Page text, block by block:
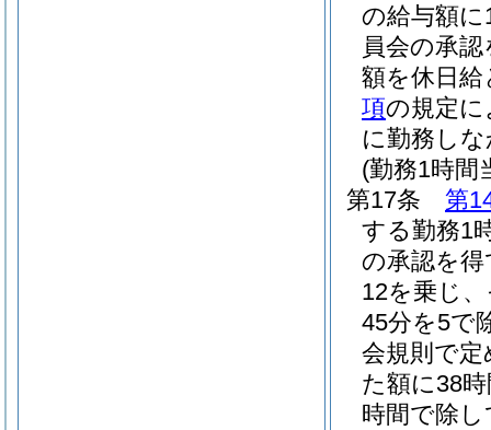
の給与額
員会の承
額を休日
項の規定に
に勤務し
(勤務1時間
第17条
第
する勤務1
の承認を
12を乗じ
45分を5で
会規則で
た額に38
時間で除